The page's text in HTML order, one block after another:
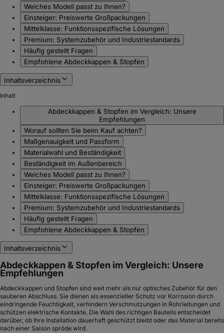
Welches Modell passt zu Ihnen?
Einsteiger: Preiswerte Großpackungen
Mittelklasse: Funktionsspezifische Lösungen
Premium: Systemzubehör und Industriestandards
Häufig gestellt Fragen
Empfohlene Abdeckkappen & Stopfen
Inhaltsverzeichnis
Inhalt
Abdeckkappen & Stopfen im Vergleich: Unsere
Empfehlungen
Worauf sollten Sie beim Kauf achten?
Maßgenauigkeit und Passform
Materialwahl und Beständigkeit
Beständigkeit im Außenbereich
Welches Modell passt zu Ihnen?
Einsteiger: Preiswerte Großpackungen
Mittelklasse: Funktionsspezifische Lösungen
Premium: Systemzubehör und Industriestandards
Häufig gestellt Fragen
Empfohlene Abdeckkappen & Stopfen
Inhaltsverzeichnis
Abdeckkappen & Stopfen im Vergleich: Unsere
Empfehlungen
Abdeckkappen und Stopfen sind weit mehr als nur optisches Zubehör für den
sauberen Abschluss. Sie dienen als essenzieller Schutz vor Korrosion durch
eindringende Feuchtigkeit, verhindern Verschmutzungen in Rohrleitungen und
schützen elektrische Kontakte. Die Wahl des richtigen Bauteils entscheidet
darüber, ob Ihre Installation dauerhaft geschützt bleibt oder das Material bereits
nach einer Saison spröde wird.